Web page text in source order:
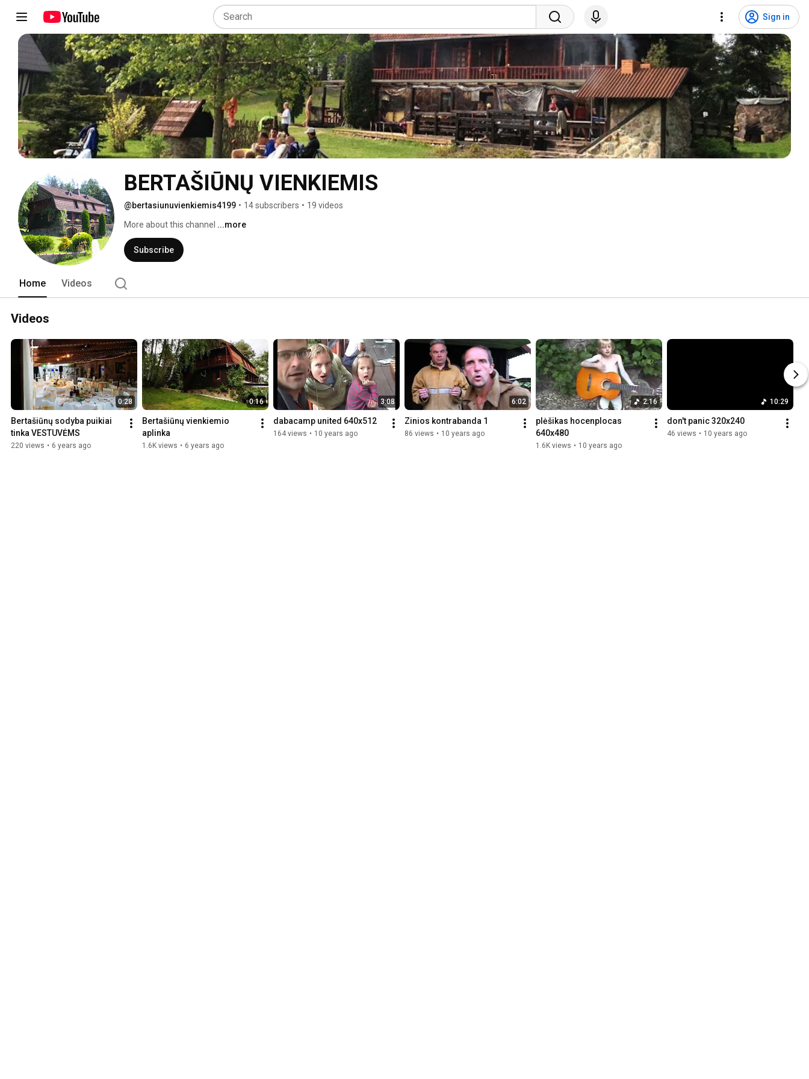
Sign in
BERTAŠIŪNŲ VIENKIEMIS
@bertasiunuvienkiemis4199 • 14 subscribers • 19 videos
More about this channel ...more
Subscribe
Home Videos
Videos
0:28
Bertašiūnų sodyba puikiai
tinka VESTUVĖMS
220 views • 6 years ago
0:16
Bertašiūnų vienkiemio
aplinka
1.6K views • 6 years ago
3:08
dabacamp united 640x512
164 views • 10 years ago
6:02
Zinios kontrabanda 1
86 views • 10 years ago
2:16
plėšikas hocenplocas
640x480
1.6K views • 10 years ago
10:29
don't panic 320x240
46 views • 10 years ago